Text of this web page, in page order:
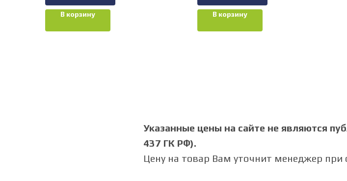
В корзину В корзину
Указанные цены на сайте не являются
437 ГК РФ).
Цену на товар Вам уточнит менеджер при